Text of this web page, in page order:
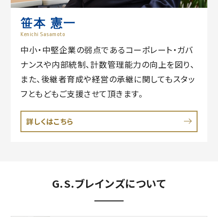
笹本 憲一
Kenichi Sasamoto
中小・中堅企業の弱点であるコーポレート・ガバ
ナンスや内部統制、計数管理能力の向上を図り、
また、後継者育成や経営の承継に関してもスタッ
フともどもご支援させて頂きます。
詳しくはこちら
G.S.ブレインズについて